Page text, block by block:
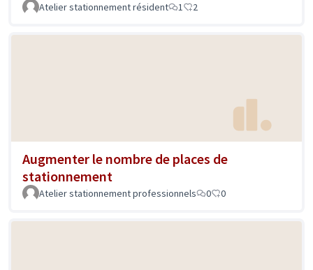
Atelier stationnement résident 1 2
Augmenter le nombre de places de
stationnement
Atelier stationnement professionnels 0 0